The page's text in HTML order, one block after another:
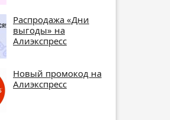
Распродажа «Дни
выгоды» на
Алиэкспресс
Новый промокод на
Алиэкспресс